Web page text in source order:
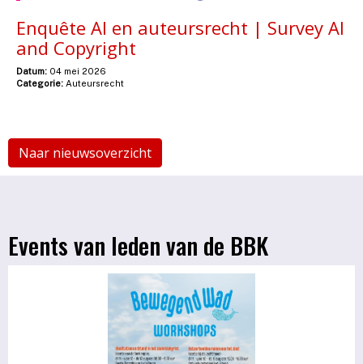
Enquête AI en auteursrecht | Survey AI
and Copyright
Datum: 04 mei 2026
Categorie: Auteursrecht
Naar nieuwsoverzicht
Events van leden van de BBK